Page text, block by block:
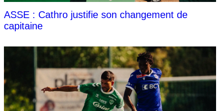
ASSE : Cathro justifie son changement de
capitaine